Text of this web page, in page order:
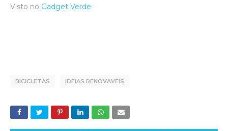
Visto no Gadget Verde
BICICLETAS IDEIAS RENOVAVEIS